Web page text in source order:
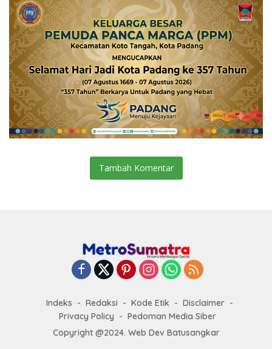
Tambah Komentar
Indeks Redaksi Kode Etik
Disclaimer
Privacy Policy
Pedoman Media Siber
Copyright @2024. Web Dev Batusangkar